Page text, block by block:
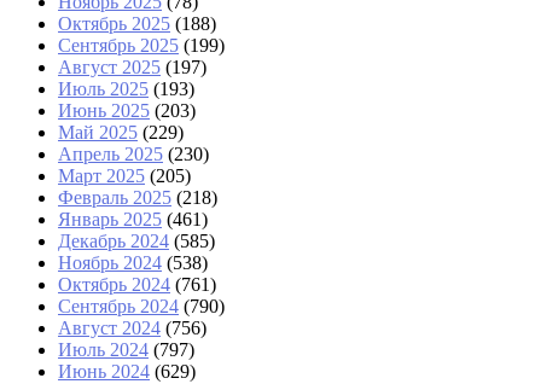
Октябрь 2025 (188)
Сентябрь 2025 (199)
Август 2025 (197)
Июль 2025 (193)
Июнь 2025 (203)
Май 2025 (229)
Апрель 2025 (230)
Март 2025 (205)
Февраль 2025 (218)
Январь 2025 (461)
Декабрь 2024 (585)
Ноябрь 2024 (538)
Октябрь 2024 (761)
Сентябрь 2024 (790)
Август 2024 (756)
Июль 2024 (797)
Июнь 2024 (629)